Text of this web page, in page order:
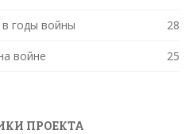
в годы войны 28
войне 25
ПРОЕКТА